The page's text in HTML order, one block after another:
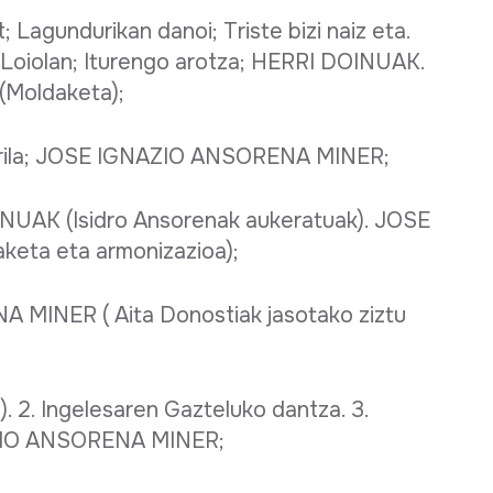
Lagundurikan danoi; Triste bizi naiz eta.
Iturengo arotza; HERRI DOINUAK.
JOSE IGNAZIO ANSORENA MINER;
(Isidro Ansorenak aukeratuak). JOSE
eta armonizazioa);
MINER ( Aita Donostiak jasotako ziztu
2. Ingelesaren Gazteluko dantza. 3.
ANSORENA MINER;